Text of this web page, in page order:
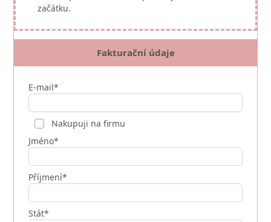
začátku.
Fakturační údaje
E-mail*
Nakupuji na firmu
Jméno*
Příjmení*
Stát*